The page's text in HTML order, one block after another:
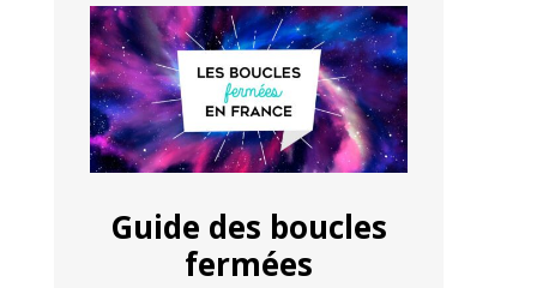
Guide des boucles
fermées